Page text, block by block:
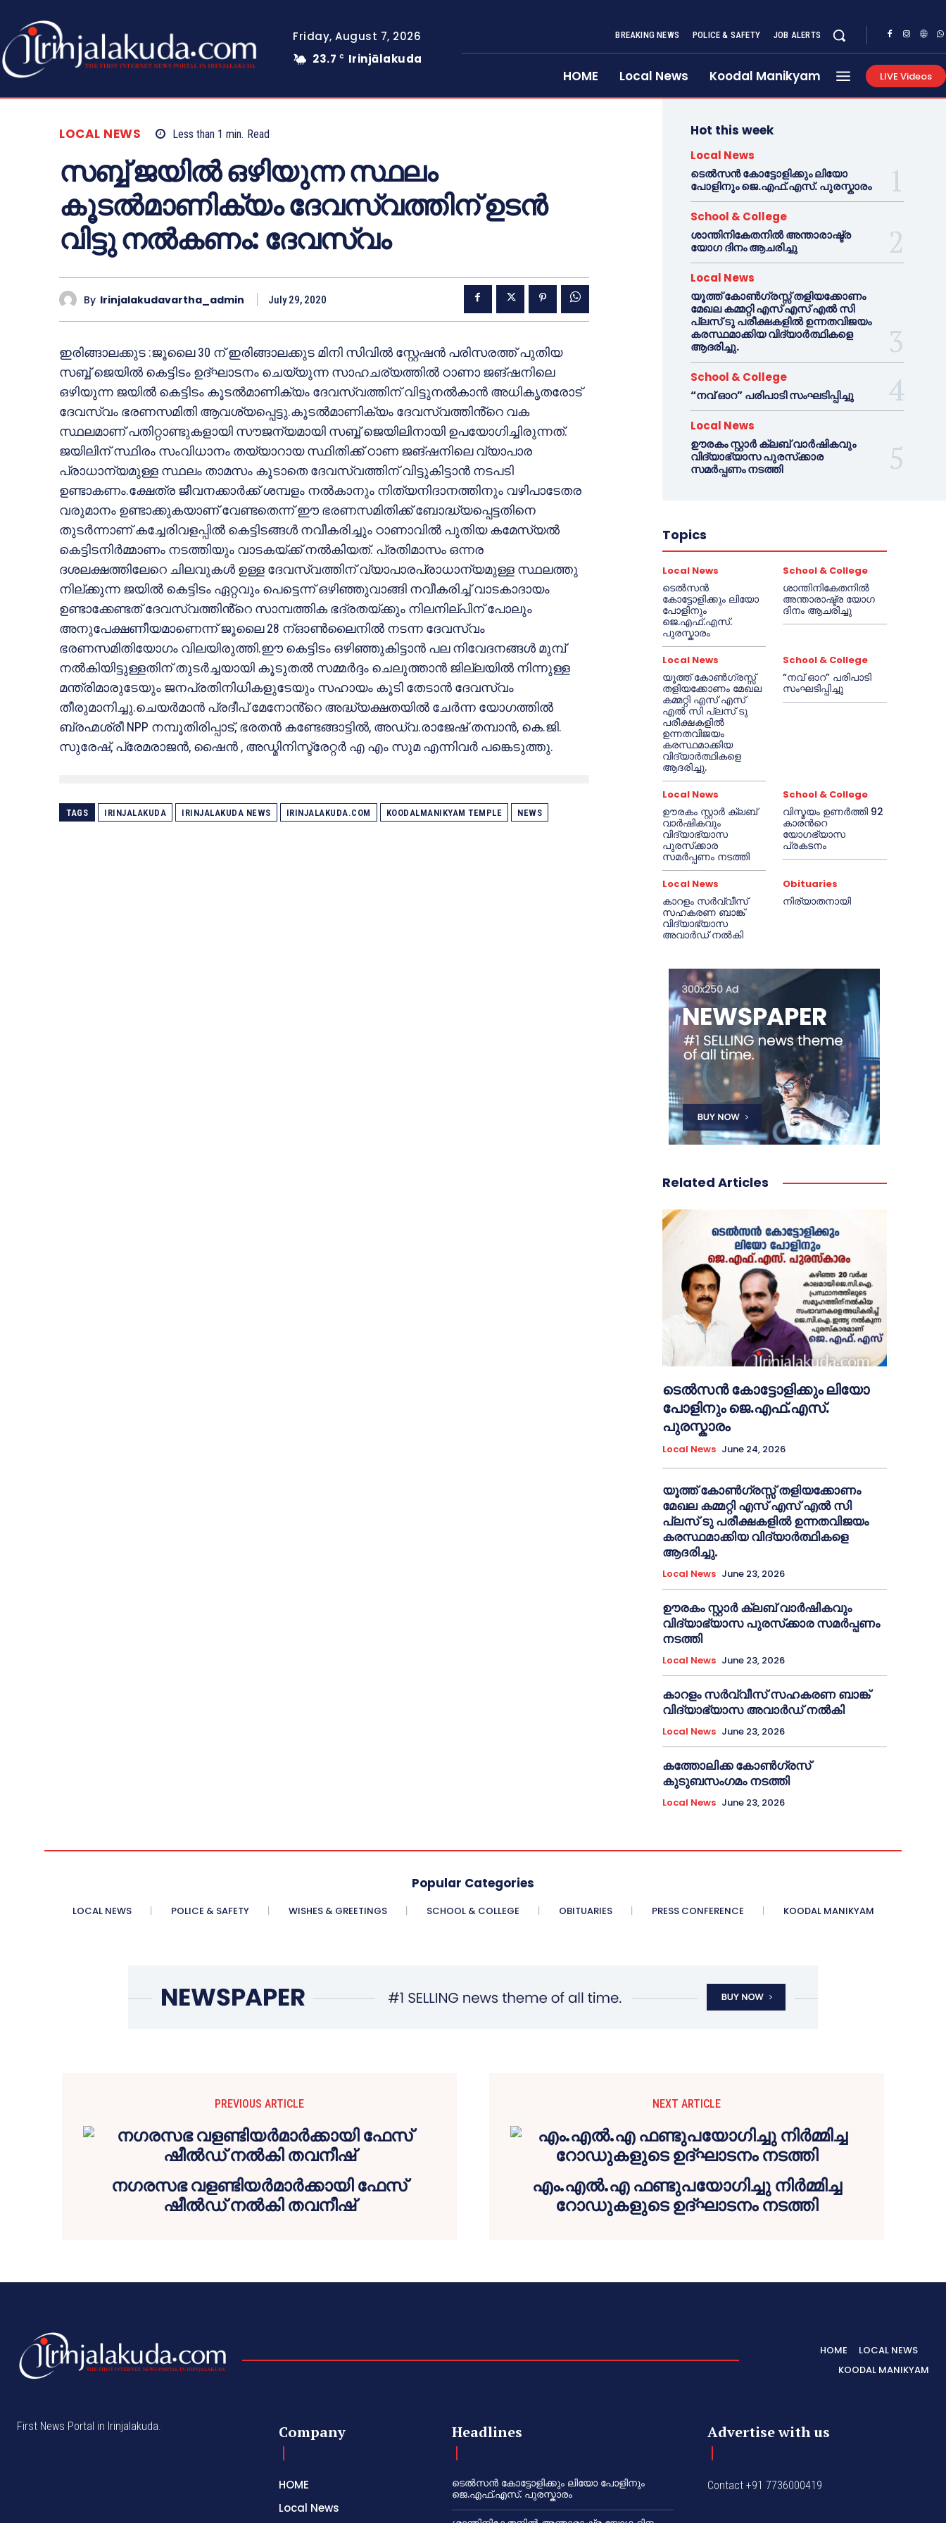
Friday, August 7, 2026
23.7 C Irinjālakuda
BREAKING NEWS POLICE & SAFETY JOB ALERTS
HOME Local News Koodal Manikyam LIVE Videos
LOCAL NEWS Less than 1 min. Read
സബ്ബ് ജയിൽ ഒഴിയുന്ന സ്ഥലം
കൂടൽമാണിക്യം ദേവസ്വത്തിന് ഉടൻ
വിട്ടു നൽകണം: ദേവസ്വം
By Irinjalakudavartha_admin July 29, 2020
ഇരിങ്ങാലക്കുട :ജൂലൈ 30 ന് ഇരിങ്ങാലക്കുട മിനി സിവിൽ സ്റ്റേഷൻ പരിസരത്ത് പുതിയ
സബ്ബ് ജെയിൽ കെട്ടിടം ഉദ്ഘാടനം ചെയ്യുന്ന സാഹചര്യത്തിൽ ഠാണാ ജങ്ഷനിലെ
ഒഴിയുന്ന ജയിൽ കെട്ടിടം കൂടൽമാണിക്യം ദേവസ്വത്തിന് വിട്ടുനൽകാൻ അധികൃതരോട്
ദേവസ്വം ഭരണസമിതി ആവശ്യപ്പെട്ടു.കൂടൽമാണിക്യം ദേവസ്വത്തിൻ്റെ വക
സ്ഥലമാണ് പതിറ്റാണ്ടുകളായി സൗജന്യമായി സബ്ബ് ജെയിലിനായി ഉപയോഗിച്ചിരുന്നത്.
ജയിലിന് സ്ഥിരം സംവിധാനം തയ്യാറായ സ്ഥിതിക്ക് ഠാണ ജങ്ഷനിലെ വ്യാപാര
പ്രാധാന്യമുള്ള സ്ഥലം താമസം കൂടാതെ ദേവസ്വത്തിന് വിട്ടുകിട്ടാൻ നടപടി
ഉണ്ടാകണം.ക്ഷേത്ര ജീവനക്കാർക്ക് ശമ്പളം നൽകാനും നിത്യനിദാനത്തിനും വഴിപാടേതര
വരുമാനം ഉണ്ടാക്കുകയാണ് വേണ്ടതെന്ന് ഈ ഭരണസമിതിക്ക് ബോദ്ധ്യപ്പെട്ടതിനെ
തുടർന്നാണ് കച്ചേരിവളപ്പിൽ കെട്ടിടങ്ങൾ നവീകരിച്ചും ഠാണാവിൽ പുതിയ കമേസ്യൽ
കെട്ടിടനിർമ്മാണം നടത്തിയും വാടകയ്ക്ക് നൽകിയത്. പ്രതിമാസം ഒന്നര
ദശലക്ഷത്തിലേറെ ചിലവുകൾ ഉള്ള ദേവസ്വത്തിന് വ്യാപാരപ്രാധാന്യമുള്ള സ്ഥലത്തു
നില്ക്കുന്ന ജയിൽ കെട്ടിടം ഏറ്റവും പെട്ടെന്ന് ഒഴിഞ്ഞുവാങ്ങി നവീകരിച്ച് വാടകാദായം
ഉണ്ടാക്കേണ്ടത് ദേവസ്വത്തിൻ്റെ സാമ്പത്തിക ഭദ്രതയ്ക്കും നിലനില്പിന് പോലും
അനുപേക്ഷണീയമാണെന്ന് ജൂലൈ 28 ന്ഓൺലൈനിൽ നടന്ന ദേവസ്വം
ഭരണസമിതിയോഗം വിലയിരുത്തി.ഈ കെട്ടിടം ഒഴിഞ്ഞുകിട്ടാൻ പല നിവേദനങ്ങൾ മുമ്പ്
നൽകിയിട്ടുള്ളതിന് തുടർച്ചയായി കൂടുതൽ സമ്മർദ്ദം ചെലുത്താൻ ജില്ലയിൽ നിന്നുള്ള
മന്ത്രിമാരുടേയും ജനപ്രതിനിധികളുടേയും സഹായം കൂടി തേടാൻ ദേവസ്വം
തീരുമാനിച്ചു.ചെയർമാൻ പ്രദീപ് മേനോൻ്റെ അദ്ധ്യക്ഷതയിൽ ചേർന്ന യോഗത്തിൽ
ബ്രഹ്മശ്രീ NPP നമ്പൂതിരിപ്പാട്, ഭരതൻ കണ്ടേങ്ങാട്ടിൽ, അഡ്വ.രാജേഷ് തമ്പാൻ, കെ.ജി.
സുരേഷ്, പ്രേമരാജൻ, ഷൈൻ , അഡ്മിനിസ്ട്രേറ്റർ എ എം സുമ എന്നിവർ പങ്കെടുത്തു.
TAGS IRINJALAKUDA IRINJALAKUDA NEWS IRINJALAKUDA.COM KOODALMANIKYAM TEMPLE NEWS
Hot this week
Local News
ടെൽസൻ കോട്ടോളിക്കും ലിയോ
പോളിനും ജെ.എഫ്.എസ്. പുരസ്കാരം
School & College
ശാന്തിനികേതനിൽ അന്താരാഷ്ട്ര
യോഗ ദിനം ആചരിച്ചു
Local News
യൂത്ത് കോൺഗ്രസ്സ് തളിയക്കോണം
മേഖല കമ്മറ്റി എസ് എസ് എൽ സി
പ്ലസ് ടു പരീക്ഷകളിൽ ഉന്നതവിജയം
കരസ്ഥമാക്കിയ വിദ്യാർത്ഥികളെ
ആദരിച്ചു.
School & College
“നവ് ഓറ” പരിപാടി സംഘടിപ്പിച്ചു
Local News
ഊരകം സ്റ്റാർ ക്ലബ് വാർഷികവും
വിദ്യാഭ്യാസ പുരസ്‌ക്കാര
സമർപ്പണം നടത്തി
Topics
Local News
ടെൽസൻ
കോട്ടോളിക്കും ലിയോ
പോളിനും
ജെ.എഫ്.എസ്.
പുരസ്കാരം
School & College
ശാന്തിനികേതനിൽ
അന്താരാഷ്ട്ര യോഗ
ദിനം ആചരിച്ചു
Local News
യൂത്ത് കോൺഗ്രസ്സ്
തളിയക്കോണം മേഖല
കമ്മറ്റി എസ് എസ്
എൽ സി പ്ലസ് ടു
പരീക്ഷകളിൽ
ഉന്നതവിജയം
കരസ്ഥമാക്കിയ
വിദ്യാർത്ഥികളെ
ആദരിച്ചു.
School & College
“നവ് ഓറ” പരിപാടി
സംഘടിപ്പിച്ചു
Local News
ഊരകം സ്റ്റാർ ക്ലബ്
വാർഷികവും
വിദ്യാഭ്യാസ
പുരസ്‌ക്കാര
സമർപ്പണം നടത്തി
School & College
വിസ്മയം ഉണർത്തി 92
കാരൻറെ
യോഗഭ്യാസ
പ്രകടനം
Local News
കാറളം സർവ്വീസ്
സഹകരണ ബാങ്ക്
വിദ്യാഭ്യാസ
അവാർഡ് നൽകി
Obituaries
നിര്യാതനായി
Related Articles
ടെൽസൻ കോട്ടോളിക്കും ലിയോ
പോളിനും ജെ.എഫ്.എസ്.
പുരസ്കാരം
Local News June 24, 2026
യൂത്ത് കോൺഗ്രസ്സ് തളിയക്കോണം
മേഖല കമ്മറ്റി എസ് എസ് എൽ സി
പ്ലസ് ടു പരീക്ഷകളിൽ ഉന്നതവിജയം
കരസ്ഥമാക്കിയ വിദ്യാർത്ഥികളെ
ആദരിച്ചു.
Local News June 23, 2026
ഊരകം സ്റ്റാർ ക്ലബ് വാർഷികവും
വിദ്യാഭ്യാസ പുരസ്‌ക്കാര സമർപ്പണം
നടത്തി
Local News June 23, 2026
കാറളം സർവ്വീസ് സഹകരണ ബാങ്ക്
വിദ്യാഭ്യാസ അവാർഡ് നൽകി
Local News June 23, 2026
കത്തോലിക്ക കോൺഗ്രസ്
കുടുബസംഗമം നടത്തി
Local News June 23, 2026
Popular Categories
LOCAL NEWS POLICE & SAFETY WISHES & GREETINGS SCHOOL & COLLEGE OBITUARIES PRESS CONFERENCE KOODAL MANIKYAM
PREVIOUS ARTICLE
നഗരസഭ വളണ്ടിയർമാർക്കായി ഫേസ്
ഷീൽഡ് നൽകി തവനീഷ്
NEXT ARTICLE
എം.എൽ.എ ഫണ്ടുപയോഗിച്ചു നിർമ്മിച്ച
റോഡുകളുടെ ഉദ്‌ഘാടനം നടത്തി
HOME
LOCAL NEWS
KOODAL MANIKYAM
First News Portal in Irinjalakuda. Company
HOME
Local News
Headlines
ടെൽസൻ കോട്ടോളിക്കും ലിയോ പോളിനും
ജെ.എഫ്.എസ്. പുരസ്കാരം
Advertise with us
Contact +91 7736000419